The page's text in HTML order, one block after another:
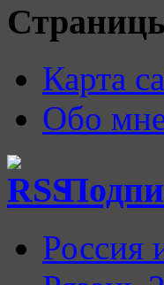
Карта
Обо
Россия